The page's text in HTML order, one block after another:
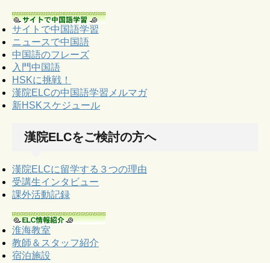
サイトで中国語学習
ニュースで中国語
中国語のフレーズ
入門中国語
HSKに挑戦！
漢院ELCの中国語学習メルマガ
新HSKスケジュール
漢院ELCをご検討の方へ
漢院ELCに留学する３つの理由
受講生インタビュー
課外活動記録
淮海教室
教師＆スタッフ紹介
宿泊施設